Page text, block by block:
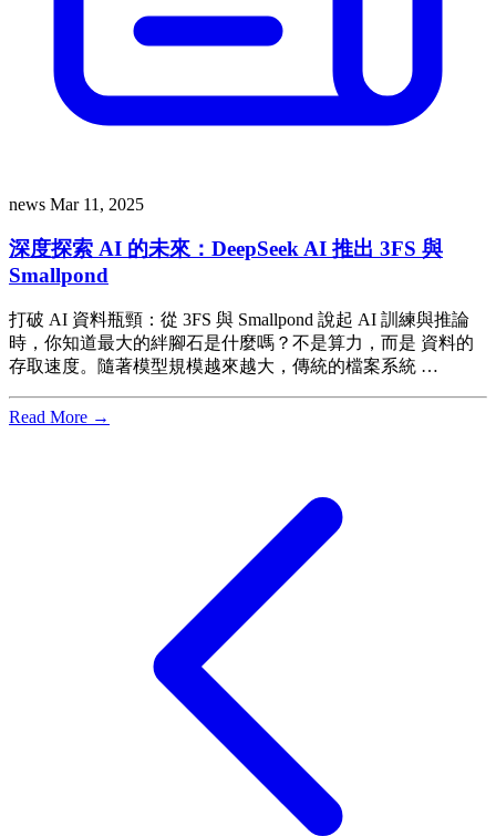
news Mar 11, 2025
深度探索 AI 的未來：DeepSeek AI 推出 3FS 與
Smallpond
打破 AI 資料瓶頸：從 3FS 與 Smallpond 說起 AI 訓練與推論
時，你知道最大的絆腳石是什麼嗎？不是算力，而是 資料的
存取速度。隨著模型規模越來越大，傳統的檔案系統 …
Read More →